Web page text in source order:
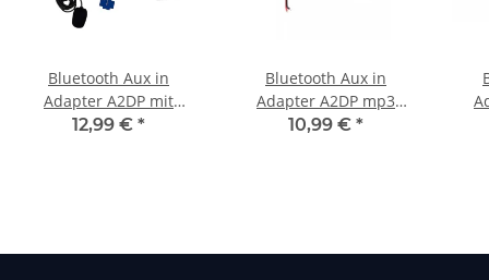
Bluetooth Aux in
Adapter A2DP mit
mikrofon stream
12,99 € *
Bluetooth Aux in
Adapter A2DP mp3
musik stream passend
10,99 € *